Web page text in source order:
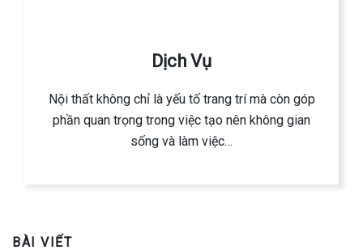
Dịch Vụ
Nội thất không chỉ là yếu tố trang trí mà còn góp
phần quan trọng trong việc tạo nên không gian
sống và làm việc…
BÀI VIẾT